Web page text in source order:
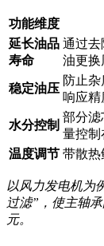
功能维度
延长油品
寿命
通过去
油更换
稳定油压
防止
响应精
水分控制
部分滤
量控制
温度调节 带散
以风力发电机为
过滤”，使主轴
元。